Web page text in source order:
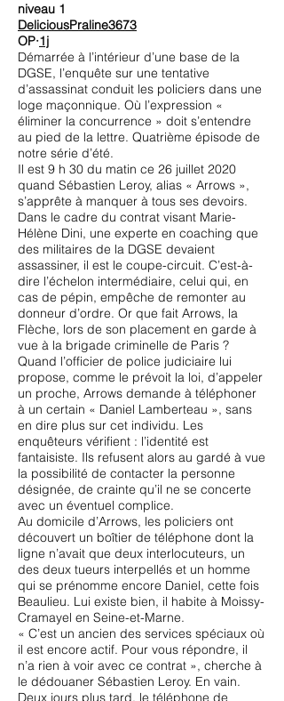
niveau 1
DeliciousPraline3673
OP·1j
Démarrée à l’intérieur d’une base de la
DGSE, l’enquête sur une tentative
d’assassinat conduit les policiers dans une
loge maçonnique. Où l’expression «
éliminer la concurrence » doit s’entendre
au pied de la lettre. Quatrième épisode de
notre série d’été.
Il est 9 h 30 du matin ce 26 juillet 2020
quand Sébastien Leroy, alias « Arrows »,
s’apprête à manquer à tous ses devoirs.
Dans le cadre du contrat visant Marie-
Hélène Dini, une experte en coaching que
des militaires de la DGSE devaient
assassiner, il est le coupe-circuit. C’est-à-
dire l’échelon intermédiaire, celui qui, en
cas de pépin, empêche de remonter au
donneur d’ordre. Or que fait Arrows, la
Flèche, lors de son placement en garde à
vue à la brigade criminelle de Paris ?
Quand l’officier de police judiciaire lui
propose, comme le prévoit la loi, d’appeler
un proche, Arrows demande à téléphoner
à un certain « Daniel Lamberteau », sans
en dire plus sur cet individu. Les
enquêteurs vérifient : l’identité est
fantaisiste. Ils refusent alors au gardé à vue
la possibilité de contacter la personne
désignée, de crainte qu’il ne se concerte
avec un éventuel complice.
Au domicile d’Arrows, les policiers ont
découvert un boîtier de téléphone dont la
ligne n’avait que deux interlocuteurs, un
des deux tueurs interpellés et un homme
qui se prénomme encore Daniel, cette fois
Beaulieu. Lui existe bien, il habite à Moissy-
Cramayel en Seine-et-Marne.
« C’est un ancien des services spéciaux où
il est encore actif. Pour vous répondre, il
n’a rien à voir avec ce contrat », cherche à
le dédouaner Sébastien Leroy. En vain.
Deux jours plus tard, le téléphone de